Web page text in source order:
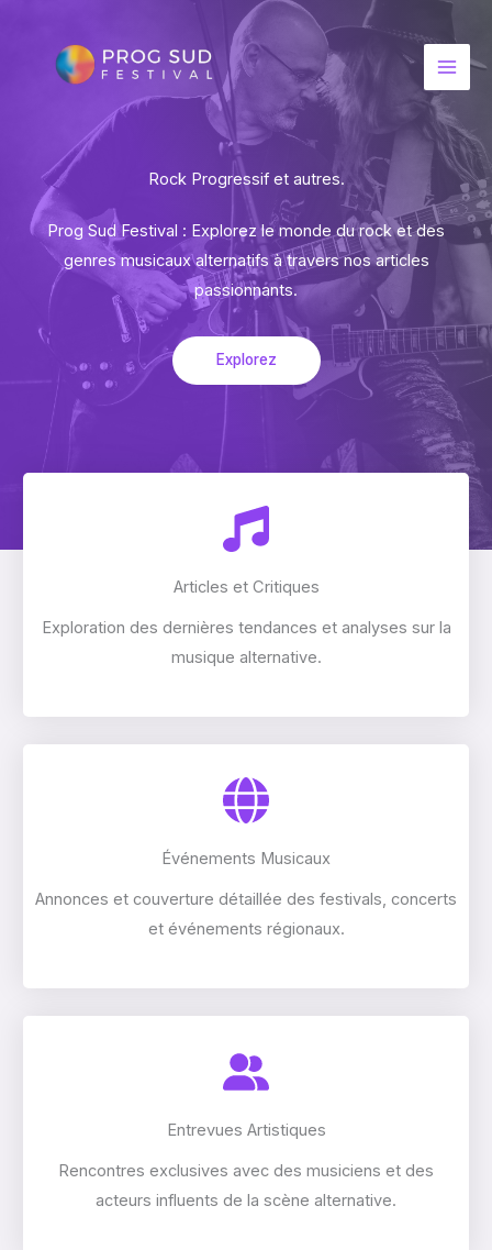
contenu
Rock Progressif et autres.
Prog Sud Festival : Explorez le monde du rock et des
genres musicaux alternatifs à travers nos articles
passionnants.
Explorez
Articles et Critiques
Exploration des dernières tendances et analyses sur la
musique alternative.
Événements Musicaux
Annonces et couverture détaillée des festivals, concerts
et événements régionaux.
Entrevues Artistiques
Rencontres exclusives avec des musiciens et des
acteurs influents de la scène alternative.